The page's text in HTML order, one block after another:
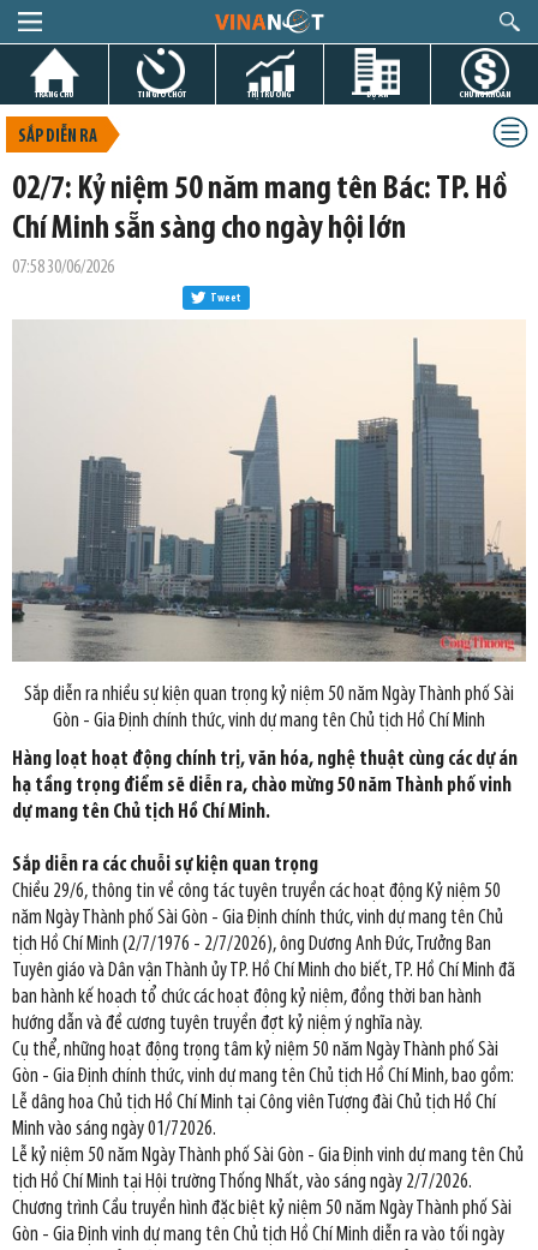
TRANG CHỦ TIN GIỜ CHÓT THỊ TRƯỜNG DỰ ÁN CHỨNG KHOÁN
SẮP DIỄN RA
02/7: Kỷ niệm 50 năm mang tên Bác: TP. Hồ
Chí Minh sẵn sàng cho ngày hội lớn
07:58 30/06/2026
Tweet
Sắp diễn ra nhiều sự kiện quan trọng kỷ niệm 50 năm Ngày Thành phố Sài
Gòn - Gia Định chính thức, vinh dự mang tên Chủ tịch Hồ Chí Minh
Hàng loạt hoạt động chính trị, văn hóa, nghệ thuật cùng các dự án
hạ tầng trọng điểm sẽ diễn ra, chào mừng 50 năm Thành phố vinh
dự mang tên Chủ tịch Hồ Chí Minh.
Sắp diễn ra các chuỗi sự kiện quan trọng
Chiều 29/6, thông tin về công tác tuyên truyền các hoạt động Kỷ niệm 50
năm Ngày Thành phố Sài Gòn - Gia Định chính thức, vinh dự mang tên Chủ
tịch Hồ Chí Minh (2/7/1976 - 2/7/2026), ông Dương Anh Đức, Trưởng Ban
Tuyên giáo và Dân vận Thành ủy TP. Hồ Chí Minh cho biết, TP. Hồ Chí Minh đã
ban hành kế hoạch tổ chức các hoạt động kỷ niệm, đồng thời ban hành
hướng dẫn và đề cương tuyên truyền đợt kỷ niệm ý nghĩa này.
Cụ thể, những hoạt động trọng tâm kỷ niệm 50 năm Ngày Thành phố Sài
Gòn - Gia Định chính thức, vinh dự mang tên Chủ tịch Hồ Chí Minh, bao gồm:
Lễ dâng hoa Chủ tịch Hồ Chí Minh tại Công viên Tượng đài Chủ tịch Hồ Chí
Minh vào sáng ngày 01/72026.
Lễ kỷ niệm 50 năm Ngày Thành phố Sài Gòn - Gia Định vinh dự mang tên Chủ
tịch Hồ Chí Minh tại Hội trường Thống Nhất, vào sáng ngày 2/7/2026.
Chương trình Cầu truyền hình đặc biệt kỷ niệm 50 năm Ngày Thành phố Sài
Gòn - Gia Định vinh dự mang tên Chủ tịch Hồ Chí Minh diễn ra vào tối ngày